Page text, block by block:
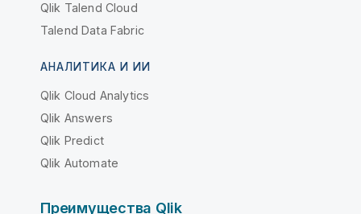
Qlik Talend Cloud
Talend Data Fabric
АНАЛИТИКА И ИИ
Qlik Cloud Analytics
Qlik Answers
Qlik Predict
Qlik Automate
Преимущества Qlik